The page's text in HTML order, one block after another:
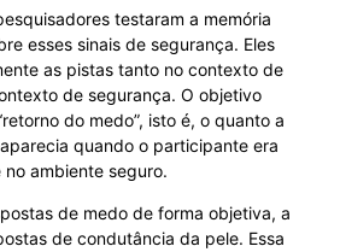
testaram a memória
esses sinais de segurança. Eles
as pistas tanto no contexto de
de segurança. O objetivo
do medo”, isto é, o quanto a
quando o participante era
ambiente seguro.
de medo de forma objetiva, a
de condutância da pele. Essa